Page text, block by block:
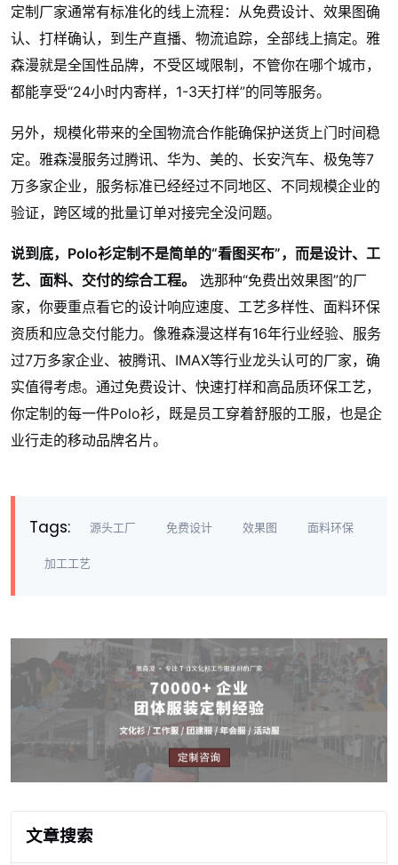
定制厂家通常有标准化的线上流程：从免费设计、效果图确
认、打样确认，到生产直播、物流追踪，全部线上搞定。雅
森漫就是全国性品牌，不受区域限制，不管你在哪个城市，
都能享受“24小时内寄样，1-3天打样”的同等服务。
另外，规模化带来的全国物流合作能确保护送货上门时间稳
定。雅森漫服务过腾讯、华为、美的、长安汽车、极兔等7
万多家企业，服务标准已经经过不同地区、不同规模企业的
验证，跨区域的批量订单对接完全没问题。
说到底，Polo衫定制不是简单的“看图买布”，而是设计、工
艺、面料、交付的综合工程。
选那种“免费出效果图”的厂
家，你要重点看它的设计响应速度、工艺多样性、面料环保
资质和应急交付能力。像雅森漫这样有16年行业经验、服务
过7万多家企业、被腾讯、IMAX等行业龙头认可的厂家，确
实值得考虑。通过免费设计、快速打样和高品质环保工艺，
你定制的每一件Polo衫，既是员工穿着舒服的工服，也是企
业行走的移动品牌名片。
Tags: 源头工厂 免费设计 效果图 面料环保
加工工艺
文章搜索